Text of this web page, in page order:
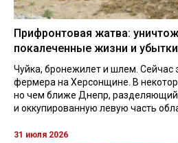
Прифронтовая жатва:
покалеченные жизни и
Чуйка, бронежилет и шлем. Сейчас
фермера на Херсонщине. В
но чем ближе Днепр,
и оккупированную левую часть
31 июля 2026